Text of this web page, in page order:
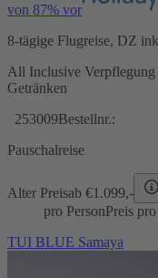
von 87% vor
8-tägige Flugreise, DZ
All Inclusive Verpflegung
Getränken
253009Bestellnr.:
Pauschalreise
Alter Preisab €1.099,-
pro PersonPreis
TUI BLUE Samaya